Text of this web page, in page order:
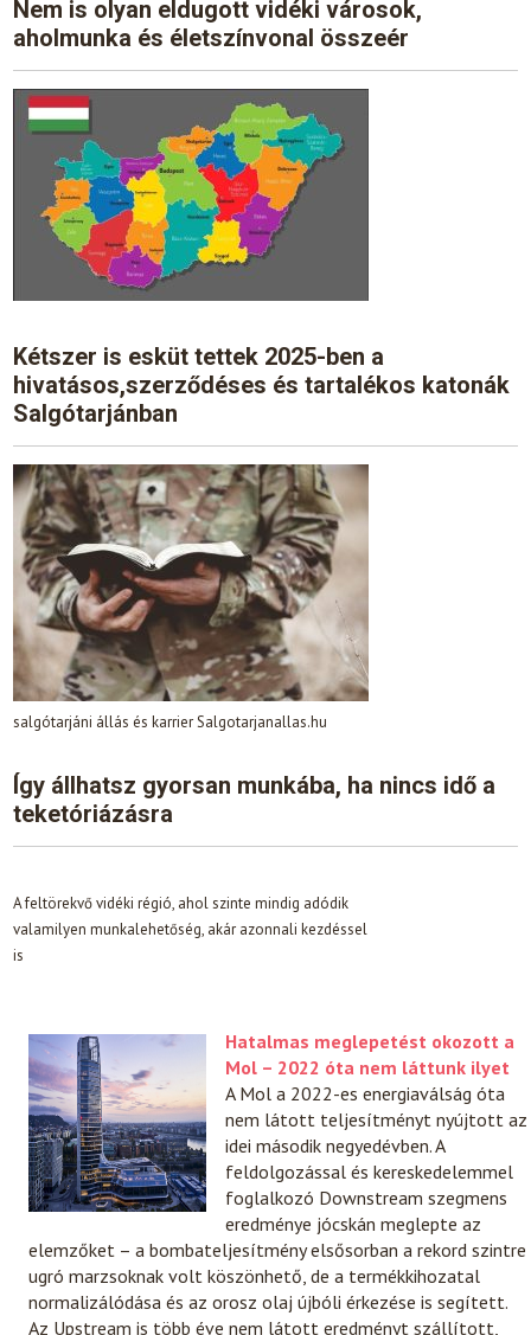
Nem is olyan eldugott vidéki városok,
aholmunka és életszínvonal összeér
Kétszer is esküt tettek 2025-ben a
hivatásos,szerződéses és tartalékos katonák
Salgótarjánban
salgótarjáni állás és karrier Salgotarjanallas.hu
Így állhatsz gyorsan munkába, ha nincs idő a
teketóriázásra
A feltörekvő vidéki régió, ahol szinte mindig adódik
valamilyen munkalehetőség, akár azonnali kezdéssel
is
Hatalmas meglepetést okozott a
Mol – 2022 óta nem láttunk ilyet
A Mol a 2022-es energiaválság óta
nem látott teljesítményt nyújtott az
idei második negyedévben. A
feldolgozással és kereskedelemmel
foglalkozó Downstream szegmens
eredménye jócskán meglepte az
elemzőket – a bombateljesítmény elsősorban a rekord szintre
ugró marzsoknak volt köszönhető, de a termékkihozatal
normalizálódása és az orosz olaj újbóli érkezése is segített.
Az Upstream is több éve nem látott eredményt szállított,